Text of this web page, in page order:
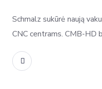
Schmalz sukūrė naują
CNC centrams. CMB-HD